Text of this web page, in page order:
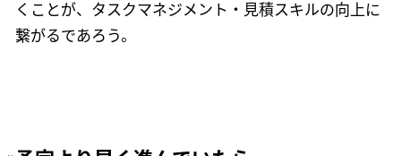
くことが、タスクマネジメント・見積スキルの向上に
繋がるであろう。